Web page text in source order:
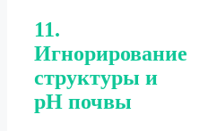
11.
Игнорирование
структуры и
pH почвы